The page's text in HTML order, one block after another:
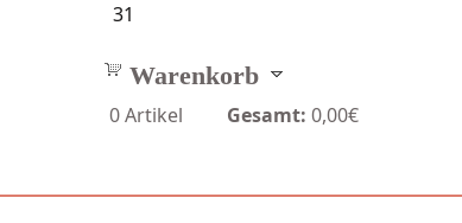
31
Warenkorb
0Artikel Gesamt: 0,00€